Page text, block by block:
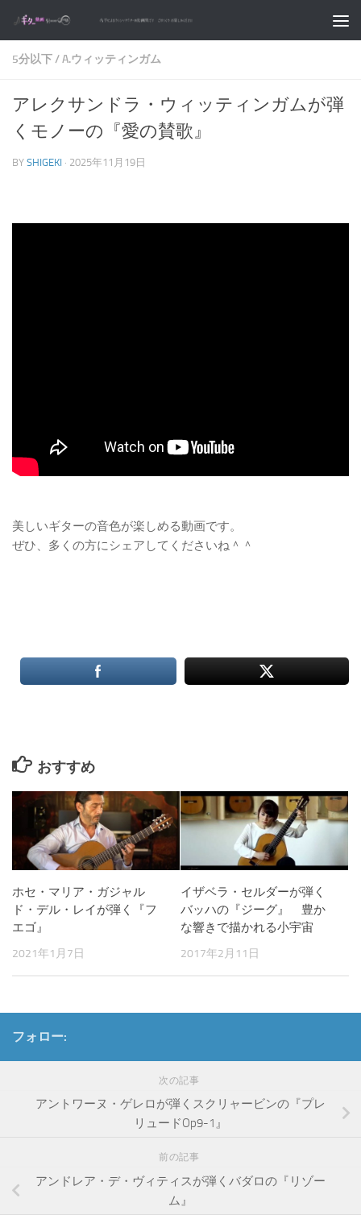
コンテンツへスキップ
5分以下/A.ウィッティンガム
アレクサンドラ・ウィッティンガムが弾
くモノーの『愛の賛歌』
BY SHIGEKI · 2025年11月19日
美しいギターの音色が楽しめる動画です。
ぜひ、多くの方にシェアしてくださいね＾＾
おすすめ
ホセ・マリア・ガジャル
ド・デル・レイが弾く『フ
エゴ』
2021年1月7日
イザベラ・セルダーが弾く
バッハの『ジーグ』 豊か
な響きで描かれる小宇宙
2017年2月11日
フォロー:
次の記事
アントワーヌ・ゲレロが弾くスクリャービンの『プレ
リュードOp9-1』
前の記事
アンドレア・デ・ヴィティスが弾くバダロの『リゾー
ム』